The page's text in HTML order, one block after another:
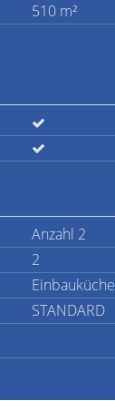
510 m²
Anzahl 2
2
Einbauküche
STANDARD